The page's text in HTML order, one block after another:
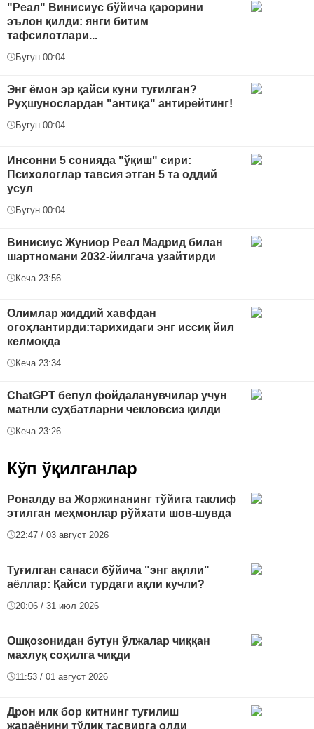
"Реал" Винисиус бўйича қарорини
эълон қилди: янги битим
тафсилотлари...
Бугун 00:04
Энг ёмон эр қайси куни туғилган?
Руҳшунослардан "антиқа" антирейтинг!
Бугун 00:04
Инсонни 5 сонияда "ўқиш" сири:
Психологлар тавсия этган 5 та оддий
усул
Бугун 00:04
Винисиус Жуниор Реал Мадрид билан
шартномани 2032-йилгача узайтирди
Кеча 23:56
Oлимлар жиддий хавфдан
огоҳлантирди:тарихидаги энг иссиқ йил
келмоқда
Кеча 23:34
ChatGPT бепул фойдаланувчилар учун
матнли суҳбатларни чекловсиз қилди
Кеча 23:26
Кўп ўқилганлар
Роналду ва Жоржинанинг тўйига таклиф
этилган меҳмонлар рўйхати шов-шувда
22:47 / 03 август 2026
Туғилган санаси бўйича "энг ақлли"
аёллар: Қайси турдаги ақли кучли?
20:06 / 31 июл 2026
Ошқозонидан бутун ўлжалар чиққан
махлуқ соҳилга чиқди
11:53 / 01 август 2026
Дрон илк бор китнинг туғилиш
жараёнини тўлиқ тасвирга олди